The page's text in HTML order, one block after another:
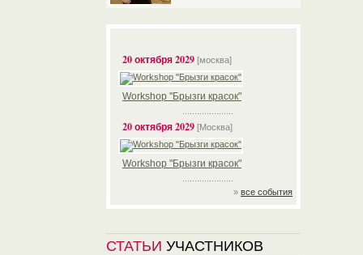
20 октября 2029 [москва]
Workshop "Брызги красок"
20 октября 2029 [Москва]
Workshop "Брызги красок"
» все события
СТАТЬИ УЧАСТНИКОВ